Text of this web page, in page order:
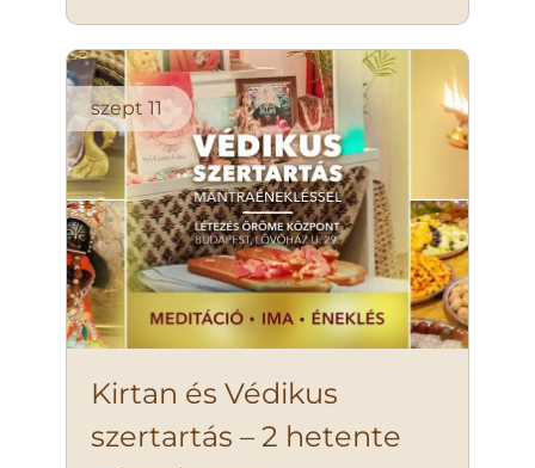
szept 11
Kirtan és Védikus
szertartás – 2 hetente